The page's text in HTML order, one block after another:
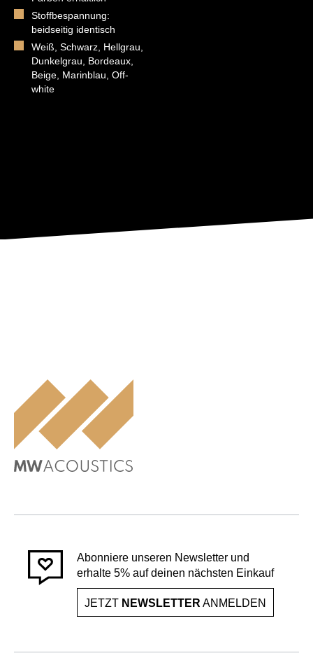
Stoffbespannung:
beidseitig identisch
Weiß, Schwarz, Hellgrau,
Dunkelgrau, Bordeaux,
Beige, Marinblau, Off-
white
Abonniere unseren Newsletter und
erhalte 5% auf deinen nächsten Einkauf
JETZT NEWSLETTER ANMELDEN